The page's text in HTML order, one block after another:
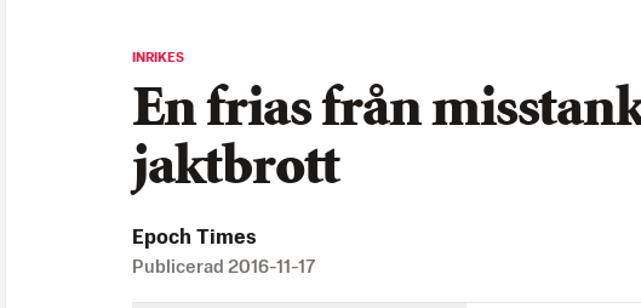
INRIKES
En frias från
jaktbrott
Epoch Times
Publicerad 2016-11-17